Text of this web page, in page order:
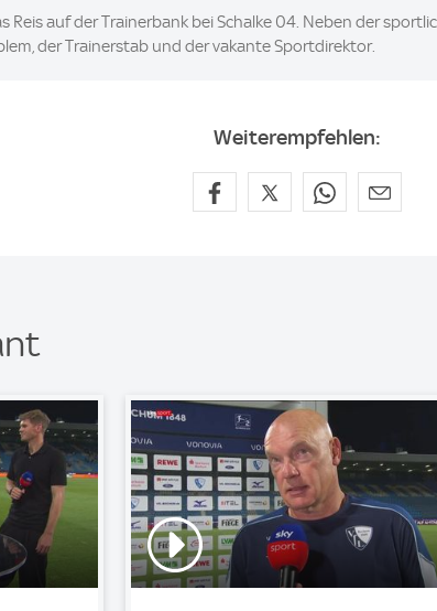
Reis auf der Trainerbank bei Schalke 04. Neben der
der Trainerstab und der vakante Sportdirektor.
Weiterempfehlen: